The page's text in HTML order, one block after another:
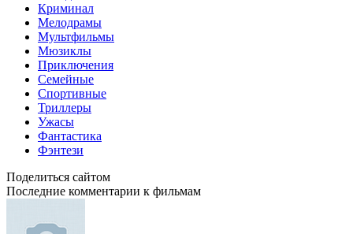
Криминал
Мелодрамы
Мультфильмы
Мюзиклы
Приключения
Семейные
Спортивные
Триллеры
Ужасы
Фантастика
Фэнтези
Поделиться сайтом
Последние комментарии к фильмам